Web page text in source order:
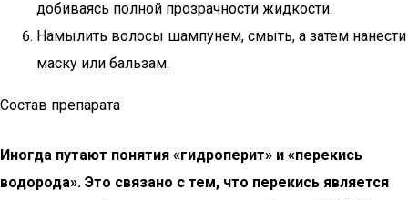
добиваясь полной прозрачности жидкости.
Намылить волосы шампунем, смыть, а затем нанести
маску или бальзам.
Состав препарата
Иногда путают понятия «гидроперит» и «перекись
водорода». Это связано с тем, что перекись является